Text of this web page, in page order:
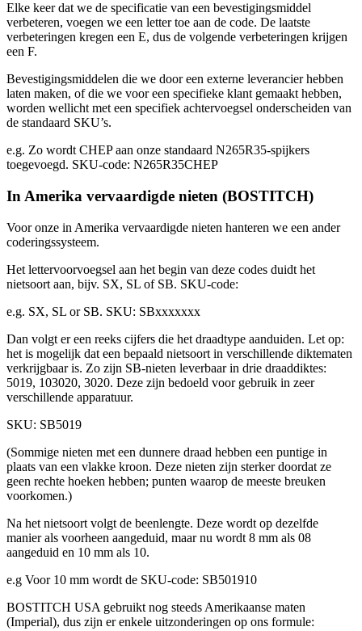
Elke keer dat we de specificatie van een bevestigingsmiddel
verbeteren, voegen we een letter toe aan de code. De laatste
verbeteringen kregen een E, dus de volgende verbeteringen krijgen
een F.
Bevestigingsmiddelen die we door een externe leverancier hebben
laten maken, of die we voor een specifieke klant gemaakt hebben,
worden wellicht met een specifiek achtervoegsel onderscheiden van
de standaard SKU’s.
e.g. Zo wordt CHEP aan onze standaard N265R35-spijkers
toegevoegd. SKU-code: N265R35CHEP
In Amerika vervaardigde nieten (BOSTITCH)
Voor onze in Amerika vervaardigde nieten hanteren we een ander
coderingssysteem.
Het lettervoorvoegsel aan het begin van deze codes duidt het
nietsoort aan, bijv. SX, SL of SB. SKU-code:
e.g. SX, SL or SB. SKU: SBxxxxxxx
Dan volgt er een reeks cijfers die het draadtype aanduiden. Let op:
het is mogelijk dat een bepaald nietsoort in verschillende diktematen
verkrijgbaar is. Zo zijn SB-nieten leverbaar in drie draaddiktes:
5019, 103020, 3020. Deze zijn bedoeld voor gebruik in zeer
verschillende apparatuur.
SKU: SB5019
(Sommige nieten met een dunnere draad hebben een puntige in
plaats van een vlakke kroon. Deze nieten zijn sterker doordat ze
geen rechte hoeken hebben; punten waarop de meeste breuken
voorkomen.)
Na het nietsoort volgt de beenlengte. Deze wordt op dezelfde
manier als voorheen aangeduid, maar nu wordt 8 mm als 08
aangeduid en 10 mm als 10.
e.g Voor 10 mm wordt de SKU-code: SB501910
BOSTITCH USA gebruikt nog steeds Amerikaanse maten
(Imperial), dus zijn er enkele uitzonderingen op ons formule: